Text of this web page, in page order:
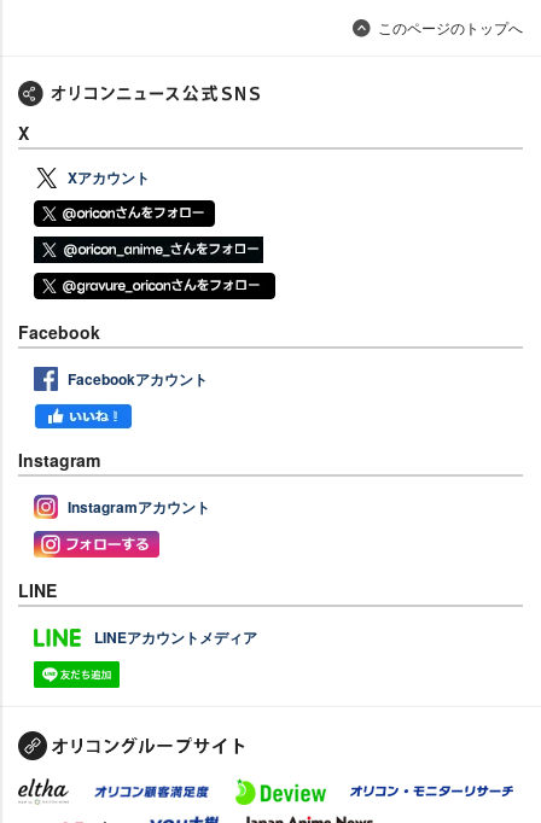
このページのトップへ
X
Xアカウント
Facebook
Facebookアカウント
Instagram
Instagramアカウント
LINE
LINEアカウントメディア